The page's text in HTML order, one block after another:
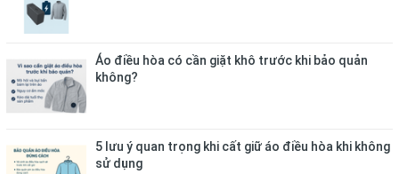
Áo điều hòa có cần giặt khô trước khi bảo quản
không?
5 lưu ý quan trọng khi cất giữ áo điều hòa khi không
sử dụng